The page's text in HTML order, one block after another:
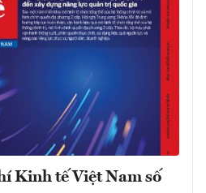
Kinh tế Việt Nam số